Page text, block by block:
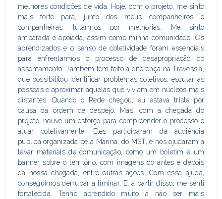
melhores condições de vida. Hoje, com o projeto, me sinto
mais forte para, junto dos meus companheiros e
companheiras, lutarmos por melhorias. Me sinto
amparada e apoiada, assim como minha comunidade. Os
aprendizados e o senso de coletividade foram essenciais
para enfrentarmos o processo de desapropriação do
assentamento. Também têm feito a diferença na Travessia,
que possibilitou identificar problemas coletivos, escutar as
pessoas e aproximar aquelas que viviam em núcleos mais
distantes. Quando o Rede chegou, eu estava triste por
causa da ordem de despejo. Mas, com a chegada do
projeto, houve um esforço para compreender o processo e
atuar coletivamente. Eles participaram da audiência
pública organizada pela Marina, do MST, e nos ajudaram a
levar materiais de comunicação, como um boletim e um
banner sobre o território, com imagens do antes e depois
da nossa chegada, entre outras ações. Com essa ajuda,
conseguimos derrubar a liminar. E, a partir disso, me senti
fortalecida. Tenho aprendido muito a não ser mais